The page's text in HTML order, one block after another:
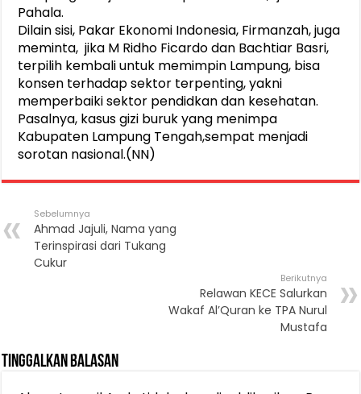
Pahala.
Dilain sisi, Pakar Ekonomi Indonesia, Firmanzah, juga
meminta, jika M Ridho Ficardo dan Bachtiar Basri,
terpilih kembali untuk memimpin Lampung, bisa
konsen terhadap sektor terpenting, yakni
memperbaiki sektor pendidkan dan kesehatan.
Pasalnya, kasus gizi buruk yang menimpa
Kabupaten Lampung Tengah,sempat menjadi
sorotan nasional.(NN)
Sebelumnya
Ahmad Jajuli, Nama yang
Terinspirasi dari Tukang
Cukur
Berikutnya
Relawan KECE Salurkan
Wakaf Al’Quran ke TPA Nurul
Mustafa
Tinggalkan Balasan